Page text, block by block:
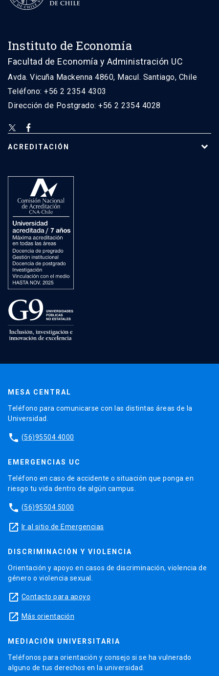
Instituto de Economía
Facultad de Economía y Administración UC
Avda. Vicuña Mackenna 4860, Macul. Santiago, Chile
Teléfono: +56 2 2354 4303
Dirección de Postgrado: +56 2 2354 4028
ACREDITACIÓN
MESA CENTRAL
Teléfono para comunicarse con las distintas áreas de la
Universidad.
phone (56)95504 4000
EMERGENCIAS UC
Teléfono en caso de accidente o situación que ponga en
riesgo tu vida dentro de algún campus.
phone (56)95504 5000
launch Ir al sitio de Emergencias
DISCRIMINACIÓN Y VIOLENCIA
Orientación y apoyo en casos de discriminación, violencia de
género o violencia sexual.
launch Contacto para apoyo
launch Más orientación
MEDIACIÓN UNIVERSITARIA
Teléfonos para orientación y consejo si se ha vulnerado
alguno de tus derechos en la universidad.